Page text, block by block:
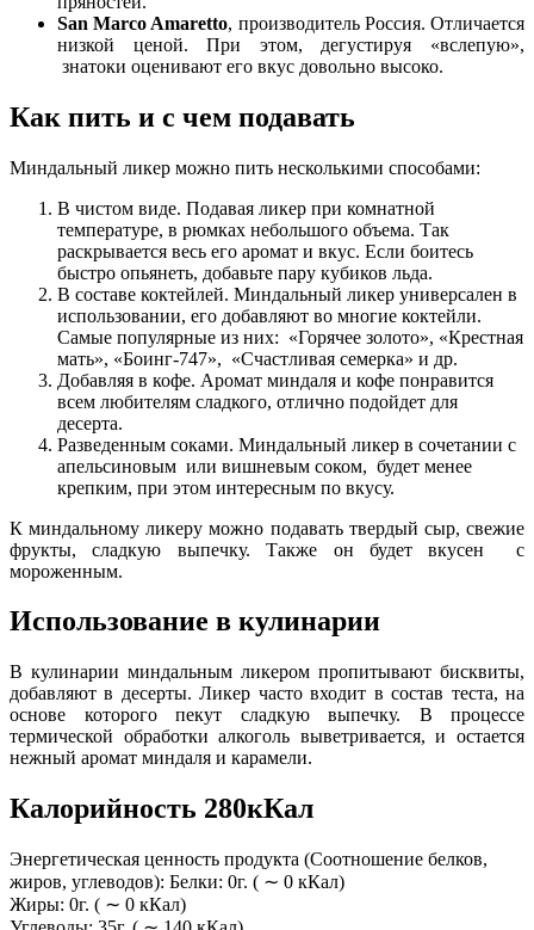
San Marco Amaretto, производитель Россия. Отличается
низкой ценой. При этом, дегустируя «вслепую»,
знатоки оценивают его вкус довольно высоко.
Как пить и с чем подавать
Миндальный ликер можно пить несколькими способами:
В чистом виде. Подавая ликер при комнатной
температуре, в рюмках небольшого объема. Так
раскрывается весь его аромат и вкус. Если боитесь
быстро опьянеть, добавьте пару кубиков льда.
В составе коктейлей. Миндальный ликер универсален в
использовании, его добавляют во многие коктейли.
Самые популярные из них: «Горячее золото», «Крестная
мать», «Боинг-747», «Счастливая семерка» и др.
Добавляя в кофе. Аромат миндаля и кофе понравится
всем любителям сладкого, отлично подойдет для
десерта.
Разведенным соками. Миндальный ликер в сочетании с
апельсиновым или вишневым соком, будет менее
крепким, при этом интересным по вкусу.
К миндальному ликеру можно подавать твердый сыр, свежие
фрукты, сладкую выпечку. Также он будет вкусен с
мороженным.
Использование в кулинарии
В кулинарии миндальным ликером пропитывают бисквиты,
добавляют в десерты. Ликер часто входит в состав теста, на
основе которого пекут сладкую выпечку. В процессе
термической обработки алкоголь выветривается, и остается
нежный аромат миндаля и карамели.
Калорийность 280кКал
Энергетическая ценность продукта (Соотношение белков,
жиров, углеводов): Белки: 0г. ( ∼ 0 кКал)
Жиры: 0г. ( ∼ 0 кКал)